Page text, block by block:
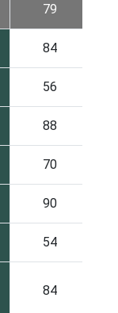
79
84
56
88
70
90
54
84